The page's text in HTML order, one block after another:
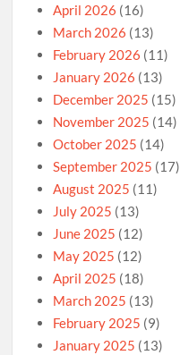
April 2026 (16)
March 2026 (13)
February 2026 (11)
January 2026 (13)
December 2025 (15)
November 2025 (14)
October 2025 (14)
September 2025 (17)
August 2025 (11)
July 2025 (13)
June 2025 (12)
May 2025 (12)
April 2025 (18)
March 2025 (13)
February 2025 (9)
January 2025 (13)